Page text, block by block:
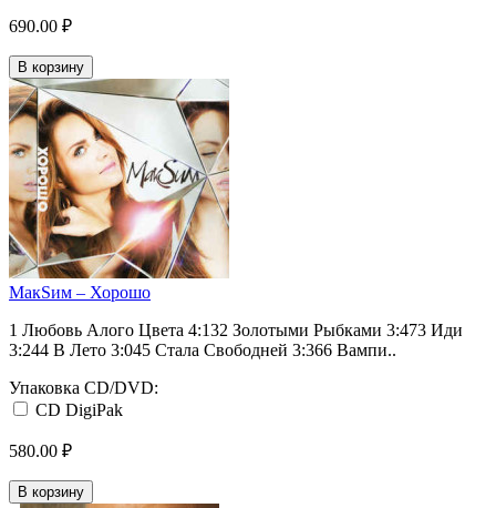
690.00 ₽
В корзину
МакSим ‎– Хорошо
1 Любовь Алого Цвета 4:132 Золотыми Рыбками 3:473 Иди
3:244 В Лето 3:045 Стала Свободней 3:366 Вампи..
Упаковка CD/DVD:
CD DigiPak
580.00 ₽
В корзину